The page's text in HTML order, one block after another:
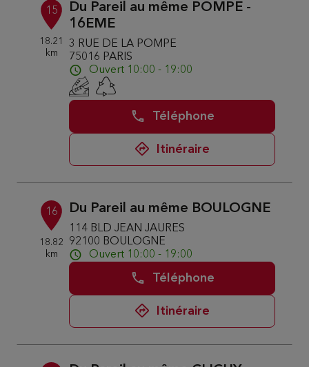
15
18.21
km
Du Pareil au même POMPE -
16EME
3 RUE DE LA POMPE
75016 PARIS
Ouvert 10:00 - 19:00
Téléphone
Itinéraire
16
18.82
km
Du Pareil au même BOULOGNE
114 BLD JEAN JAURES
92100 BOULOGNE
Ouvert 10:00 - 19:00
Téléphone
Itinéraire